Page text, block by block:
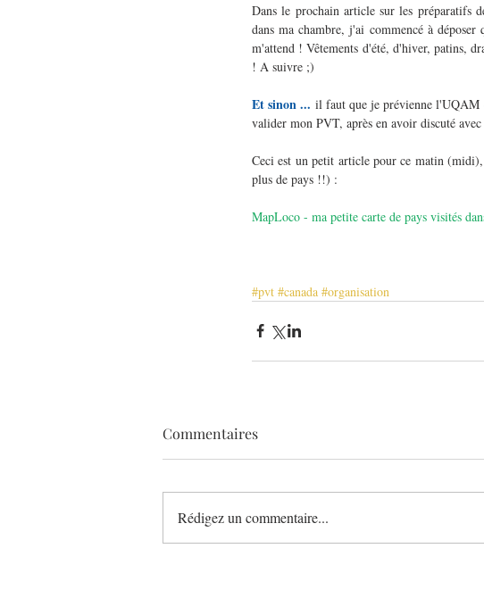
Dans le prochain article sur les préparatifs
dans ma chambre, j'ai commencé à
m'attend ! Vêtements d'été, d'hiver, patins,
! A suivre ;)
Et sinon ... il faut que je prévienne l'UQAM
valider mon PVT, après en avoir discuté
Ceci est un petit article pour ce matin
plus de pays !!) :
MapLoco - ma petite carte de pays visités
#pvt #canada #organisation
Commentaires
Rédigez un commentaire...